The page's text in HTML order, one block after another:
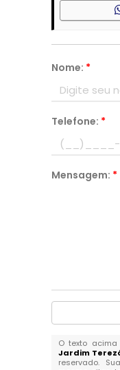
Nome: *
Telefone: *
Mensagem: *
O texto acima
Jardim
reservado.